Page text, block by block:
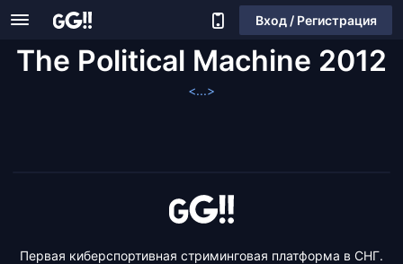
Вход / Регистрация
The Political Machine 2012
<...>
Первая киберспортивная стриминговая платформа в СНГ.